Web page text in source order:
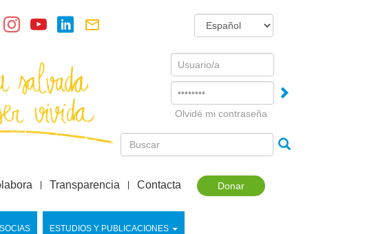
Username
Olvidé mi contraseña
Donar
ESTUDIOS Y PUBLICACIONES
Transparencia Contacta